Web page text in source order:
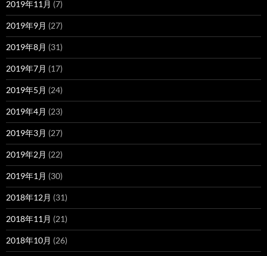
2019年11月 (7)
2019年9月 (27)
2019年8月 (31)
2019年7月 (17)
2019年5月 (24)
2019年4月 (23)
2019年3月 (27)
2019年2月 (22)
2019年1月 (30)
2018年12月 (31)
2018年11月 (21)
2018年10月 (26)